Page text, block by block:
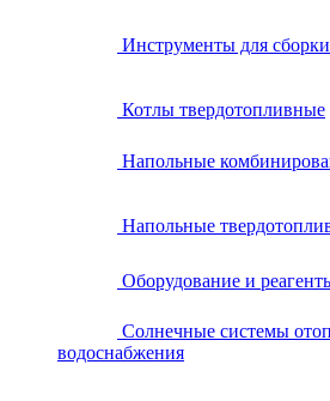
Инструменты для сборки
Котлы твердотопливные
Напольные
Напольные
Оборудование и
Солнечные системы
водоснабжения